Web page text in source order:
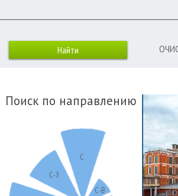
Поиск по направлению
С
С-В
С-З